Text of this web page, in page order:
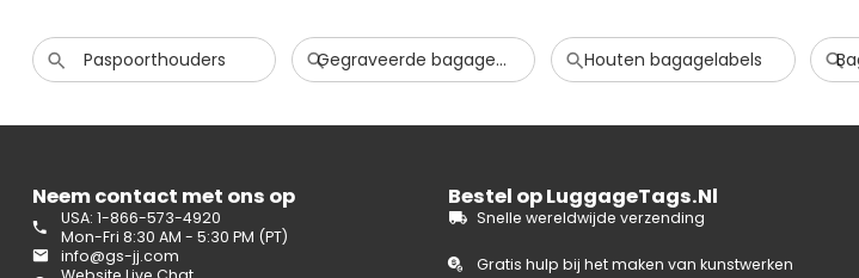
Paspoorthouders Gegraveerde bagagelabels Houten bagagelabels
Neem contact met ons op
USA: 1-866-573-4920
Mon-Fri 8:30 AM - 5:30 PM (PT)
info@gs-jj.com
Bestel op LuggageTags.Nl
Snelle wereldwijde verzending
Gratis hulp bij het maken van kunstwerken